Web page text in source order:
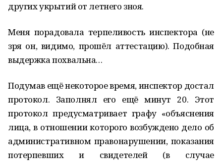
других укрытий от летнего зноя.
Меня порадовала терпеливость инспектора (не
зря он, видимо, прошёл аттестацию). Подобная
выдержка похвальна…
Подумав ещё некоторое время, инспектор достал
протокол. Заполнял его ещё минут 20. Этот
протокол предусматривает графу «объяснения
лица, в отношении которого возбуждено дело об
административном правонарушении, показания
потерпевших и свидетелей (в случае